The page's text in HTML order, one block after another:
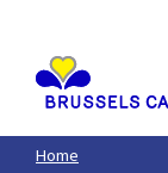
contenu
principal
Home